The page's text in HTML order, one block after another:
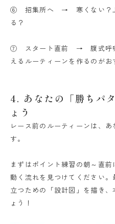
⑥ 招集所へ → 寒くない？
る？
⑦ スタート直前 →腹式呼
えるルーティーンを作るのがお
4. あなたの「勝ちパ
ょう
レース前のルーティーンは、
す。
まずはポイント練習の朝～直
動く流れを見つけてください
立つための「設計図」を描き
ょう！